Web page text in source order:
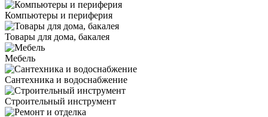
Компьютеры и периферия
Товары для дома, бакалея
Мебель
Сантехника и водоснабжение
Строительный инструмент